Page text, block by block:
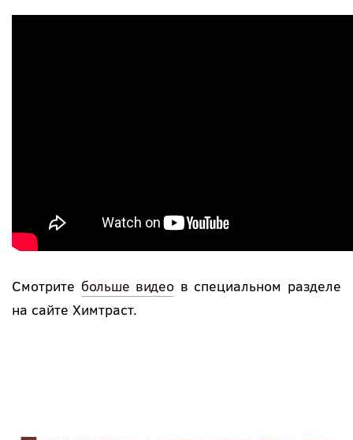
Смотрите больше видеов специальном разделе
на сайте Химтраст.